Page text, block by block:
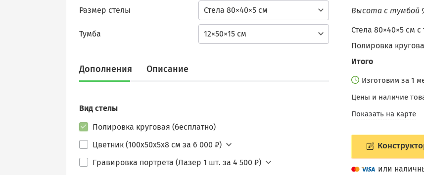
Стела 80×40×5 см
Размер стелы
12×50×15 см
Тумба
Дополнения Описание
Вид стелы
Полировка круговая (бесплатно)
Цветник (100х50х5х8 см за 6 000 ₽)
Гравировка портрета (Лазер 1 шт. за 4 500 ₽)
Высота с тумбой
Стела 80×40×5 см c
Полировка
Итого
Изготовим за 1
Цены и наличие
Показать на карте
или